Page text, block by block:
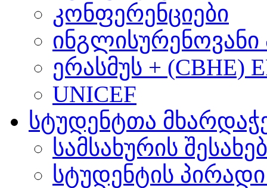
კონფერენციები
ერასმუს + (CBHE)
UNICEF
სტუდენტთა
სამსახურის შესახებ
სტუდენტის